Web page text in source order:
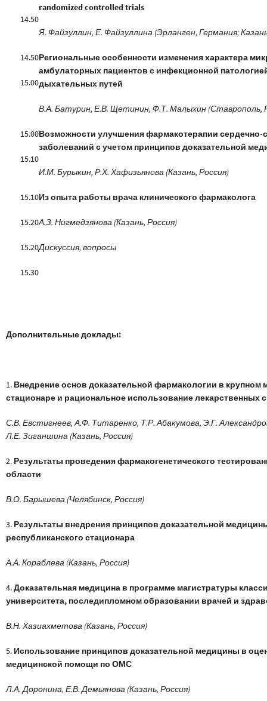
14.50
randomized controlled trials
Я. Файзуллин, Е. Файзуллина (Эрланген, Германия;
14.50
15.00
Региональные особенности изменения характера
амбулаторных пациентов с инфекционной
дыхательных путей
В.А. Батурин, Е.В. Щетинин, Ф.Т. Малыхин (Ставрополь,
15.00
15.10
Возможности улучшения фармакотерапии сердечно-
заболеваний с учетом принципов доказательной
И.М. Бурыкин, Р.Х. Хафизьянова (Казань, Россия)
15.10
15.20
Из опыта работы врача клинического фармаколога
А.З. Нигмедзянова (Казань, Россия)
15.20
15.30
Дискуссия, вопросы
Дополнительные доклады:
1. Внедрение основ доказательной фармакологии в
стационаре и рациональное использование лекарственных
С.В. Евстигнеев, А.Ф. Титаренко, Т.Р. Абакумова, Э.Г.
Л.Е. Зиганшина (Казань, Россия)
2. Результаты проведения фармакогенетического
области
В.О. Барышева (Челябинск, Россия)
3. Результаты внедрения принципов доказательной
республиканского стационара
А.А. Кораблева (Казань, Россия)
4.Доказательная медицина в программе магистратуры
университета, последипломном образовании врачей и
В.Н. Хазиахметова (Казань, Россия)
5. Использование принципов доказательной медицины в
медицинской помощи по ОМС
Л.А. Доронина, Е.В. Демьянова (Казань, Россия)